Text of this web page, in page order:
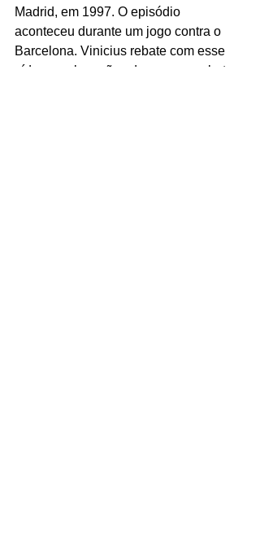
Madrid, em 1997. O episódio
aconteceu durante um jogo contra o
Barcelona. Vinicius rebate com esse
vídeo as alegações de que o combate